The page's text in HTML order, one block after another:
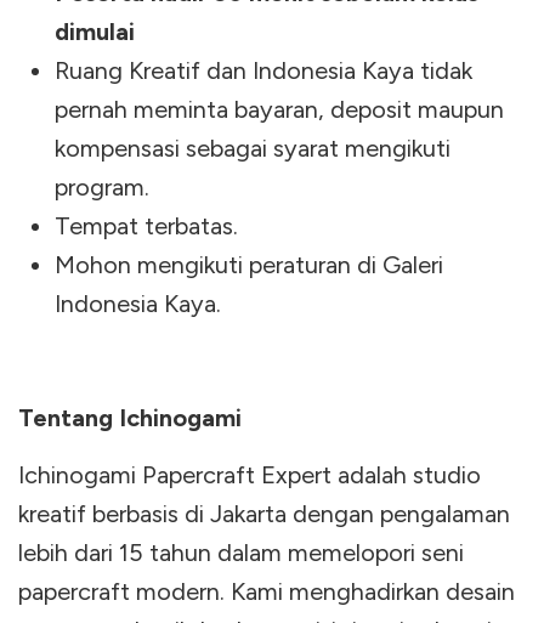
dimulai
Ruang Kreatif dan Indonesia Kaya tidak
pernah meminta bayaran, deposit maupun
kompensasi sebagai syarat mengikuti
program.
Tempat terbatas.
Mohon mengikuti peraturan di Galeri
Indonesia Kaya.
Tentang Ichinogami
Ichinogami Papercraft Expert adalah studio
kreatif berbasis di Jakarta dengan pengalaman
lebih dari 15 tahun dalam memelopori seni
papercraft modern. Kami menghadirkan desain